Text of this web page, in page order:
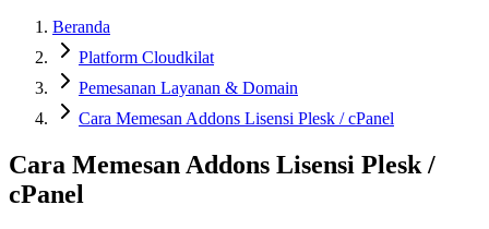
Beranda
Platform Cloudkilat
Pemesanan Layanan & Domain
Cara Memesan Addons Lisensi Plesk / cPanel
Cara Memesan Addons Lisensi Plesk /
cPanel